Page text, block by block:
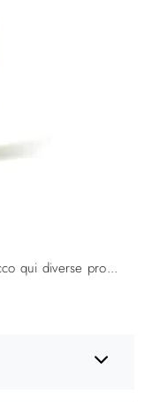
Vuoi ammobiliare gli spazi di lavoro? Ecco qui diverse proposte di poltrone direzionali in tessuto, come il modello Poltrona direzionale Art di ...